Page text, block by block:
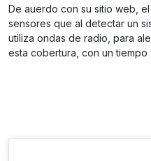
De auerdo con su sitio web,
sensores que al detectar un
utiliza ondas de radio, para
esta cobertura, con un